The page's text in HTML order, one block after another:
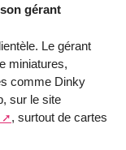
gérant
Le gérant
miniatures,
comme Dinky
sur le site
, surtout de cartes